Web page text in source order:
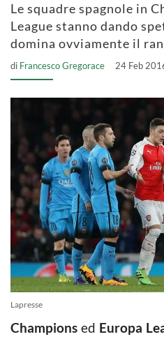
Le squadre spagnole in
League stanno dando
domina ovviamente il
di Francesco Gregorace 24 Feb
Lapresse
Champions ed Europa